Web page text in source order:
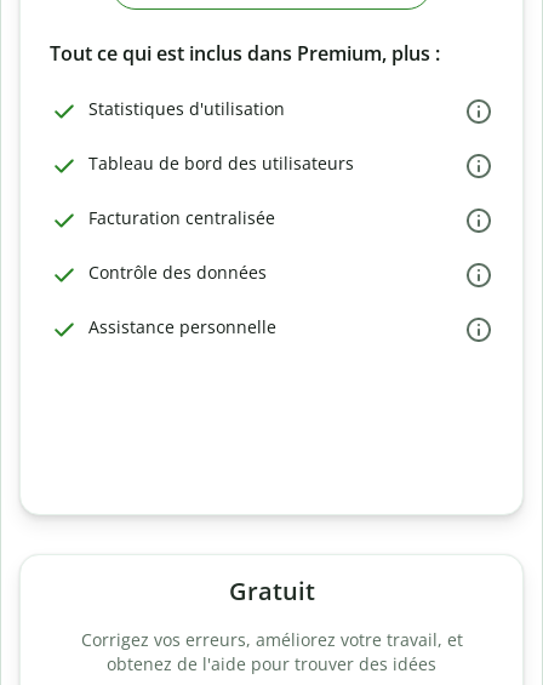
Tout ce qui est inclus dans Premium, plus :
Statistiques d'utilisation
Tableau de bord des utilisateurs
Facturation centralisée
Contrôle des données
Assistance personnelle
Gratuit
Corrigez vos erreurs, améliorez votre travail, et
obtenez de l'aide pour trouver des idées